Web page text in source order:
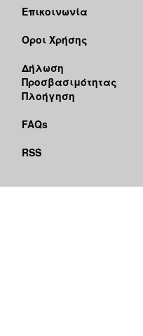
Επικοινωνία
Όροι Χρήσης
Δήλωση
Προσβασιμότητας
Πλοήγηση
FAQs
RSS